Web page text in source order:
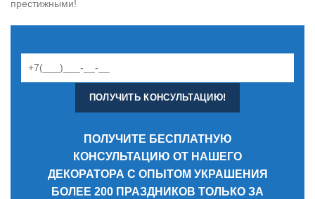
престижными!
ПОЛУЧИТЕ БЕСПЛАТНУЮ
КОНСУЛЬТАЦИЮ ОТ НАШЕГО
ДЕКОРАТОРА С ОПЫТОМ УКРАШЕНИЯ
БОЛЕЕ 200 ПРАЗДНИКОВ ТОЛЬКО ЗА